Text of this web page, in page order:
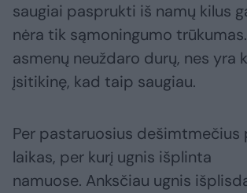
saugiai pasprukti iš namų kilus
nėra tik sąmoningumo
asmenų neuždaro durų, nes yra
įsitikinę, kad taip saugiau.
Per pastaruosius dešimtmečius
laikas, per kurį ugnis išplinta
namuose. Anksčiau ugnis